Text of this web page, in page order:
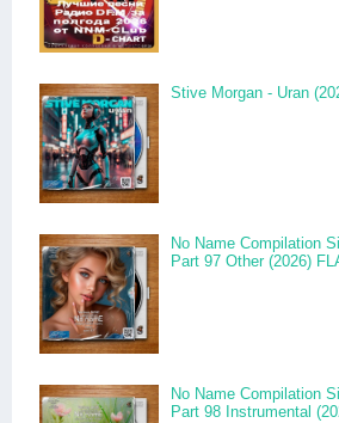
Stive Morgan - Uran
No Name Compilation
Part 97 Other (2026)
No Name Compilation
Part 98 Instrumental